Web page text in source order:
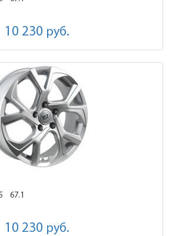
10 230 руб.
67.1
10 230 руб.